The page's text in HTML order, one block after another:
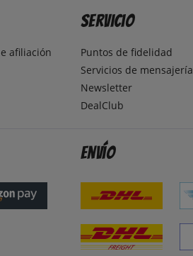
afiliación
Servicio
Puntos de fidelidad
Servicios de mensajería
Newsletter
DealClub
Envío